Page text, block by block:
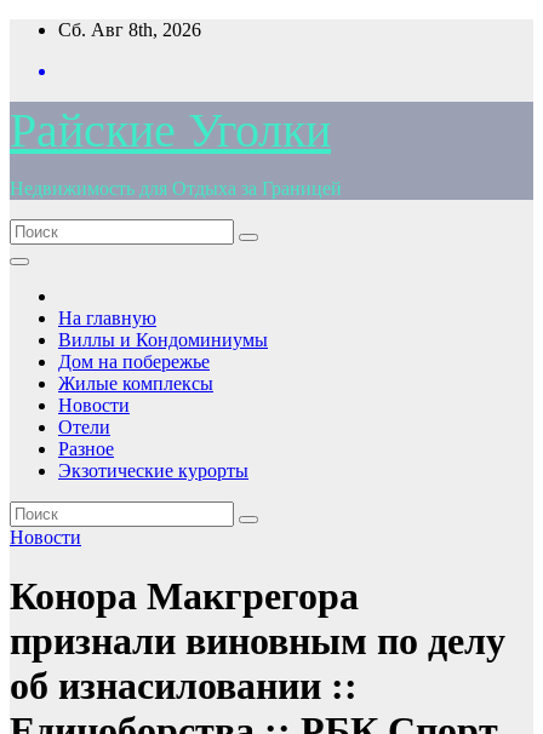
Перейти
содержимому
Сб. Авг 8th, 2026
Райские Уголки
Недвижимость для Отдыха за Границей
На главную
Виллы и Кондоминиумы
Дом на побережье
Жилые комплексы
Новости
Отели
Разное
Экзотические курорты
Новости
Конора Макгрегора
признали виновным по делу
об изнасиловании ::